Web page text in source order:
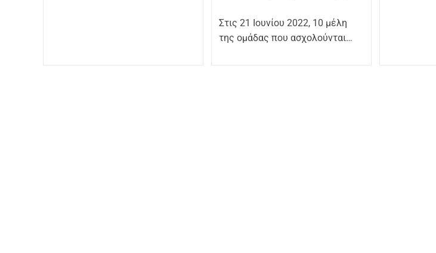
Στις 21 Ιουνίου 2022, 10 μέλη
της ομάδας που ασχολούνται…